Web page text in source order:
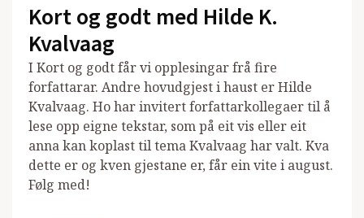
Kort og godt med Hilde K.
Kvalvaag
I Kort og godt får vi opplesingar frå fire
forfattarar. Andre hovudgjest i haust er Hilde
Kvalvaag. Ho har invitert forfattarkollegaer til å
lese opp eigne tekstar, som på eit vis eller eit
anna kan koplast til tema Kvalvaag har valt. Kva
dette er og kven gjestane er, får ein vite i august.
Følg med!